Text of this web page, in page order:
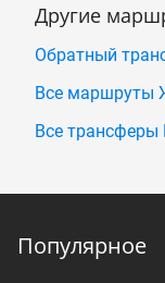
Другие
Обратный
Все маршруты
Все трансферы
Популярное